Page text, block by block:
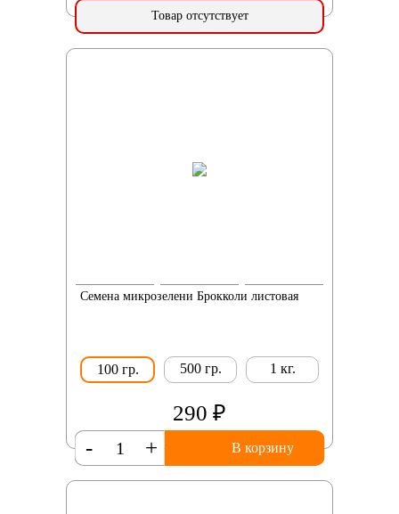
Товар отсутствует
Семена микрозелени Брокколи листовая
100 гр. 500 гр. 1 кг.
290 ₽
+
- В корзину